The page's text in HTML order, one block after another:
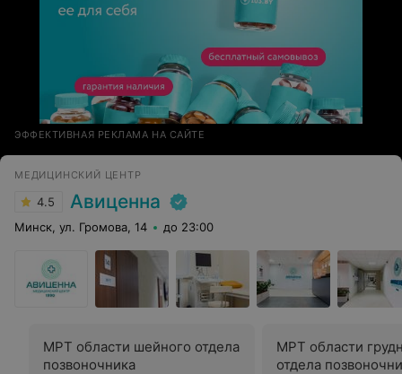
ЭФФЕКТИВНАЯ РЕКЛАМА НА САЙТЕ
МЕДИЦИНСКИЙ ЦЕНТР
4.5 Авиценна
Минск, ул. Громова, 14 до 23:00
МРТ области шейного отдела
позвоночника
МРТ области
отдела